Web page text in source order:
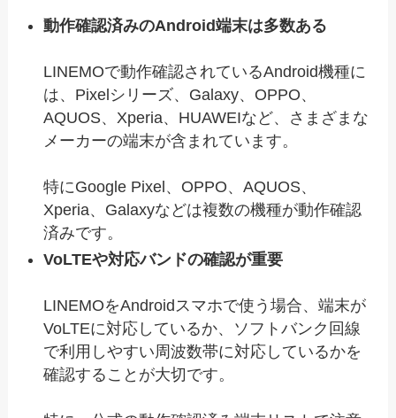
動作確認済みのAndroid端末は多数ある
LINEMOで動作確認されているAndroid機種に
は、Pixelシリーズ、Galaxy、OPPO、
AQUOS、Xperia、HUAWEIなど、さまざまな
メーカーの端末が含まれています。
特にGoogle Pixel、OPPO、AQUOS、
Xperia、Galaxyなどは複数の機種が動作確認
済みです。
VoLTEや対応バンドの確認が重要
LINEMOをAndroidスマホで使う場合、端末が
VoLTEに対応しているか、ソフトバンク回線
で利用しやすい周波数帯に対応しているかを
確認することが大切です。